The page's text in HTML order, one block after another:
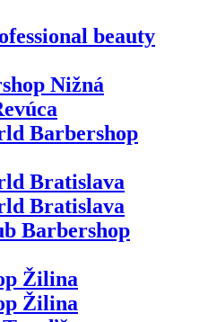
beauty
Nižná
Barbershop
Bratislava
Bratislava
Barbershop
Žilina
Žilina